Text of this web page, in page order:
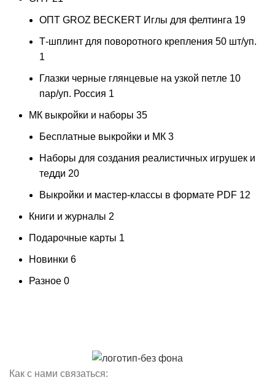
ОПТ GROZ BECKERT Иглы для фелтинга 19
Т-шплинт для поворотного крепления 50 шт/уп.
1
Глазки черные глянцевые на узкой петле 10
пар/уп. Россия 1
МК выкройки и наборы 35
Бесплатные выкройки и МК 3
Наборы для создания реалистичных игрушек и
тедди 20
Выкройки и мастер-классы в формате PDF 12
Книги и журналы 2
Подарочные карты 1
Новинки 6
Разное 0
Как с нами связаться: